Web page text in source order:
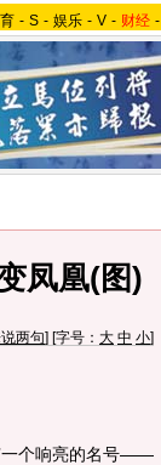
- S - 娱乐 - V - 财经 -
凤凰(图)
两句] [字号： 大 中 小]
一个响亮的名号——